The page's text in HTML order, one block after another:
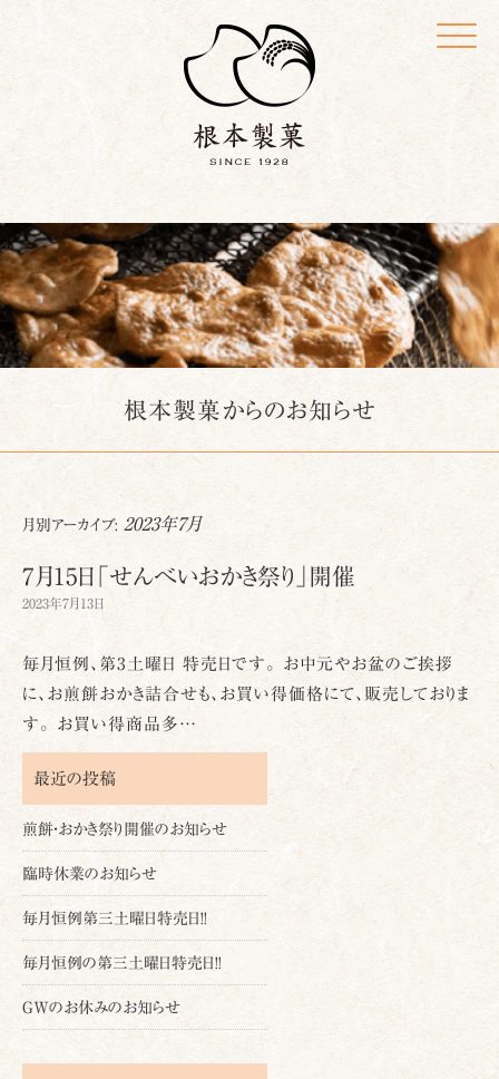
Click
根本製菓からのお知らせ
月別アーカイブ: 2023年7月
7月15日「せんべいおかき祭り」開催
2023年7月13日
毎月恒例、第3土曜日 特売日です。 お中元やお盆のご挨拶
に、お煎餅おかき詰合せも、お買い得価格にて、販売しておりま
す。 お買い得商品多…
最近の投稿
煎餅・おかき祭り開催のお知らせ
臨時休業のお知らせ
毎月恒例第三土曜日特売日!!
毎月恒例の第三土曜日特売日!!
GWのお休みのお知らせ